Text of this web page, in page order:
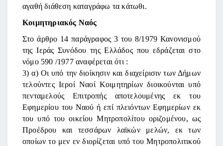
αγαθή διάθεση καταγράφω τα κάτωθι.
Κοιμητηριακός Ναός
Στο άρθρο 14 παράγραφος 3 του 8/1979 Κανονισμού
της Ιεράς Συνόδου της Ελλάδος που εδράζεται στο
νόμο 590 /1977 αναφέρεται ότι :
3) α) Οι υπό την διοίκησιν και διαχείρισιν των Δήμων
τελούντες Ιεροί Ναοί Κοιμητηρίων διοικούνται υπό
πενταμελούς Επιτροπής αποτελουμένης εκ του
Εφημερίου του Ναού ή επί πλειόντων Εφημερίων εκ
του υπό του οικείου Μητροπολίτου οριζομένου, ως
Προέδρου και τεσσάρων λαϊκών μελών, εκ των
οποίων το μεν εν διορίζεται υπό του Μητροπολιτικού